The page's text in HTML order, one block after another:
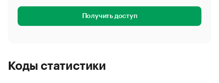
Получить доступ
Коды статистики